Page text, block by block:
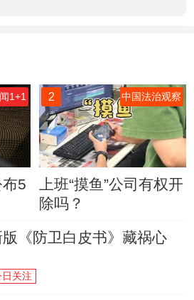
1+1
5
2 中国法治观察
上班“摸鱼”公司有权开
除吗？
版《防卫白皮书》藏祸心
日关注